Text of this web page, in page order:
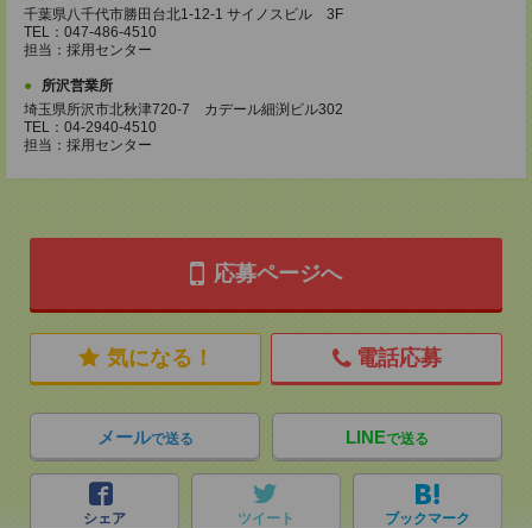
千葉県八千代市勝田台北1-12-1 サイノスビル 3F
TEL：047-486-4510
担当：採用センター
所沢営業所
埼玉県所沢市北秋津720-7 カデール細渕ビル302
TEL：04-2940-4510
担当：採用センター
応募ページへ
気になる！ 電話応募
メールで送る LINEで送る
シェア ツイート ブックマーク